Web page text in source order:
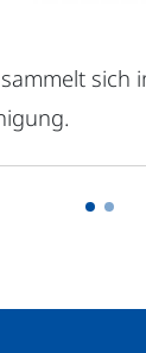
sich